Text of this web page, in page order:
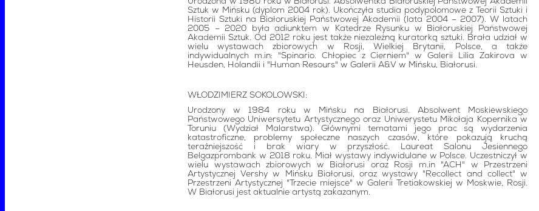
Sztuk w Mińsku (dyplom 2004 rok). Ukończyła studia podypolomowe z Teorii Sztuki i
Historii Sztuki na Białoruskiej Państwowej Akademii (lata 2004 – 2007). W latach
2005 – 2020 była adiunktem w Katedrze Rysunku w Białoruskiej Państwowej
Akademii Sztuk. Od 2012 roku jest także niezależną kuratorką sztuki. Brała udział w
wielu wystawach zbiorowych w Rosji, Wielkiej Brytanii, Polsce, a także
indywidualnych m.in: "Spinario. Chłopiec z Cierniem" w Galerii Lilia Zakirova w
Heusden, Holandii i "Human Resours" w Galerii A&V w Mińsku, Białorusi.
WŁODZIMIERZ SOKOLOWSKI:
Urodzony w 1984 roku w Mińsku na Białorusi. Absolwent Moskiewskiego
Państwowego Uniwersytetu Artystycznego oraz Uniwerystetu Mikołaja Kopernika w
Toruniu (Wydział Malarstwa). Głównymi tematami jego prac są wydarzenia
katastroficzne, problemy społeczne naszych czasów, które pokazują kruchą
teraźniejszość i brak wiary w przyszłość. Laureat Salonu Jesiennego
Belgazprombank w 2018 roku. Miał wystawy indywidulane w Polsce. Uczestniczył w
wielu wystawach zbiorowych w Białorusi oraz Rosji m.in "ACH" w Przestrzeni
Artystycznej Vershy w Mińsku Białorusi, oraz wystawy "Recollect and collect" w
Przestrzeni Artystycznej "Trzecie miejsce" w Galerii Tretiakowskiej w Moskwie, Rosji.
W Białorusi jest aktualnie artystą zakazanym.